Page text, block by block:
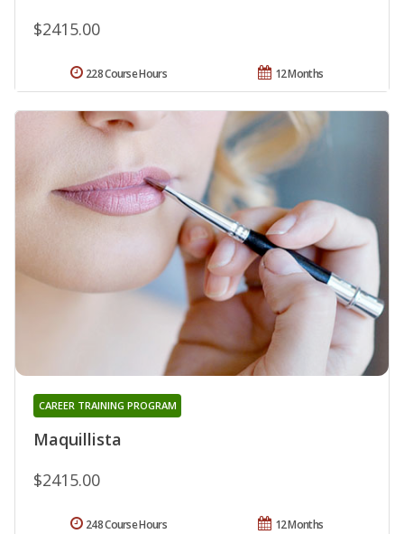
$2415.00
12 Months
228 Course Hours
Maquillista
CAREER TRAINING PROGRAM
$2415.00
12 Months
248 Course Hours